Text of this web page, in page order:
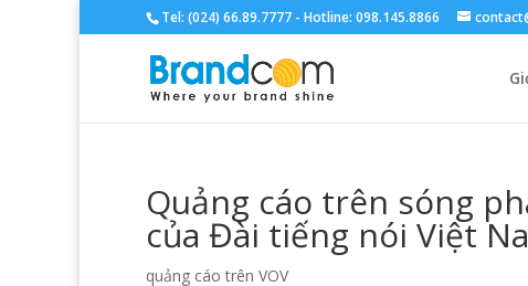
Tel: (024) 66.89.7777 - Hotline: 098.145.8866
Quảng cáo trên sóng
của Đài tiếng nói Việt
quảng cáo trên VOV